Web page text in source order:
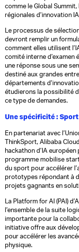
comme le Global
régionales d’innovation
Le processus de
devront remplir un
comment elles utilisent
comité interne d’examen
une réponse sous une
destiné aux grandes
départements
étudierons la possibilité
ce type de demandes.
Une spécificité :
En partenariat avec
ThinkSport, Alibaba
hackathon d’IA
programme mobilise
du sport pour accélérer
prototypes répondant à
projets gagnants en
La Platform for AI (PAI)
l’ensemble de la suite
importante pour la
initiative offre aux
pour accélérer les
physique.